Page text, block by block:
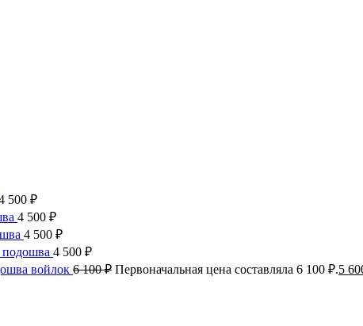
500 ₽
4 500 ₽
4 500 ₽
4 500 ₽
войлок 6 100₽ Первоначальная цена составляла 6 100 ₽.5